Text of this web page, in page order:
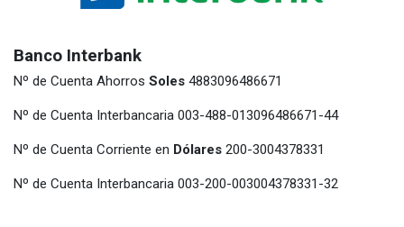
Banco Interbank
Nº de Cuenta Ahorros Soles 4883096486671
Nº de Cuenta Interbancaria 003-488-013096486671-44
Nº de Cuenta Corriente en Dólares 200-3004378331
Nº de Cuenta Interbancaria 003-200-003004378331-32